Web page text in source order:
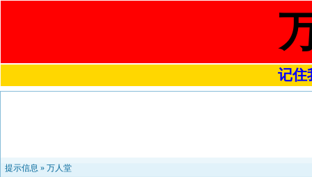
记住
提示信息 » 万人堂